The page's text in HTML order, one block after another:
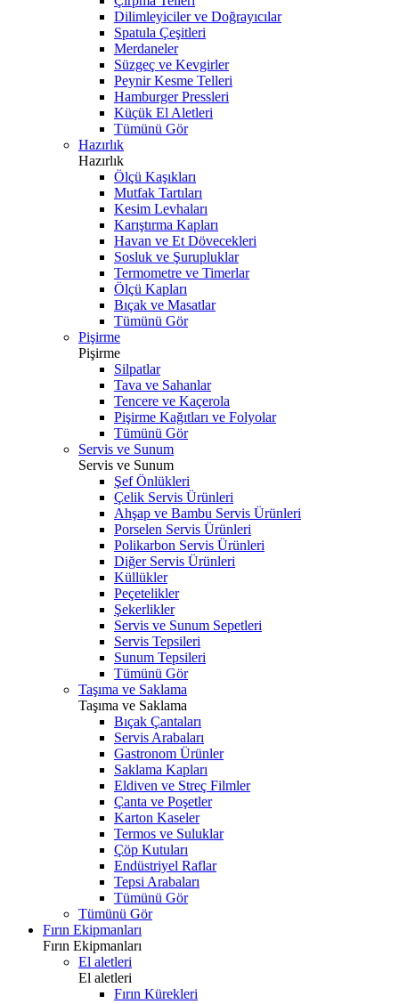
Dilimleyiciler ve Doğrayıcılar
Spatula Çeşitleri
Merdaneler
Süzgeç ve Kevgirler
Peynir Kesme Telleri
Hamburger Pressleri
Küçük El Aletleri
Tümünü Gör
Hazırlık
Hazırlık
Ölçü Kaşıkları
Mutfak Tartıları
Kesim Levhaları
Karıştırma Kapları
Havan ve Et Dövecekleri
Sosluk ve Şurupluklar
Termometre ve Timerlar
Ölçü Kapları
Bıçak ve Masatlar
Tümünü Gör
Pişirme
Pişirme
Silpatlar
Tava ve Sahanlar
Tencere ve Kaçerola
Pişirme Kağıtları ve Folyolar
Tümünü Gör
Servis ve Sunum
Servis ve Sunum
Şef Önlükleri
Çelik Servis Ürünleri
Ahşap ve Bambu Servis Ürünleri
Porselen Servis Ürünleri
Polikarbon Servis Ürünleri
Diğer Servis Ürünleri
Küllükler
Peçetelikler
Şekerlikler
Servis ve Sunum Sepetleri
Servis Tepsileri
Sunum Tepsileri
Tümünü Gör
Taşıma ve Saklama
Taşıma ve Saklama
Bıçak Çantaları
Servis Arabaları
Gastronom Ürünler
Saklama Kapları
Eldiven ve Streç Filmler
Çanta ve Poşetler
Karton Kaseler
Termos ve Suluklar
Çöp Kutuları
Endüstriyel Raflar
Tepsi Arabaları
Tümünü Gör
Tümünü Gör
Fırın Ekipmanları
Fırın Ekipmanları
El aletleri
El aletleri
Fırın Kürekleri